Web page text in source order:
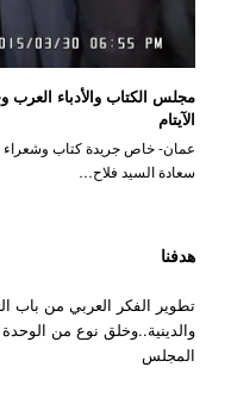
مجلس الكتاب والأدباء
الآيتام
عمان- خاص جريدة كتاب وشعراء
سعادة السيد فلاح…
هدفنا
تطوير الفكر العربي من باب
والدينية..وخلق نوع من
المجلس